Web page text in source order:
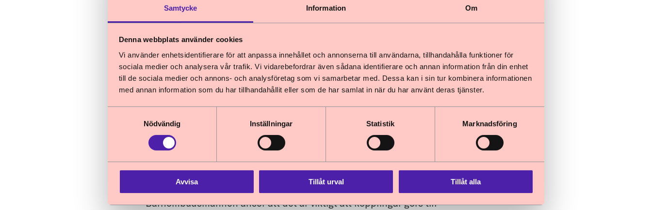
Samtycke Information Om
Denna webbplats använder cookies
Vi använder enhetsidentifierare för att anpassa innehållet och annonserna till användarna, tillhandahålla funktioner för
sociala medier och analysera vår trafik. Vi vidarebefordrar även sådana identifierare och annan information från din enhet
till de sociala medier och annons- och analysföretag som vi samarbetar med. Dessa kan i sin tur kombinera informationen
med annan information som du har tillhandahållit eller som de har samlat in när du har använt deras tjänster.
Nödvändig
Inställningar Statistik Marknadsföring
Avvisa Tillåt urval Tillåt alla
kommunikationshinder och från fysiska hinder som begränsar tillgängligheten för
barn med nedsatt rörlighet och att många barn med funktionsnedsättning kan
behöva särskilt stöd, t.ex. av lärare med särskild utbildning eller genom särskilt
undervisningsmaterial. Målet bör enligt barnrättskommittén vara en inkluderande
utbildning för barn med funktionsnedsättning.
Några av barnkonventionens artiklar och rättigheter tas upp uttryckligen i
bedömningar och förslag återkommer till principen om barnets bästa (artikel 3)
och barns rätt till delaktighet (artikel 12). Regeringen har i propositionen till
inkorporering av barnkonventionen lyft fram att förarbeten till olika lagar och
regleringar behöver ett djupare resonemang och motiveringar runt
barnkonventionens bestämmelser som stöd till rättstillämparen.
Barnombudsmannen anser att det är viktigt att kopplingar görs till